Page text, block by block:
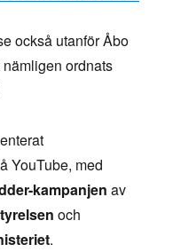
också utanför Åbo
ordnats
YouTube, med
kampanjen av
och
.